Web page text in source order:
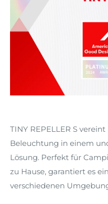
TINY REPELLER S
Beleuchtung in einem
Lösung. Perfekt für
zu Hause, garantiert es
verschiedenen